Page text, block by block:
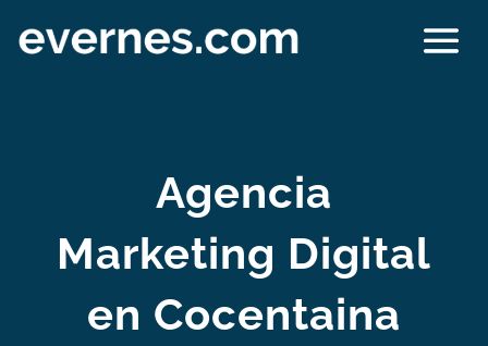
Agencia
Marketing Digital
en Cocentaina